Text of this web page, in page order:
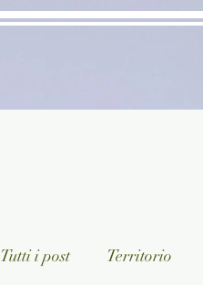
Tutti i post Territorio